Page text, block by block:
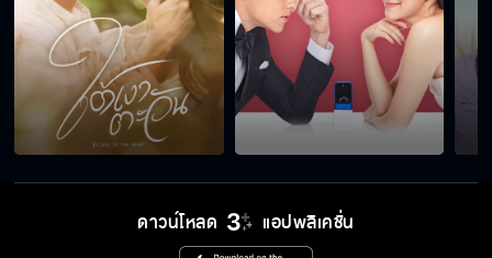
ดาวน์โหลด แอปพลิเคชั่น